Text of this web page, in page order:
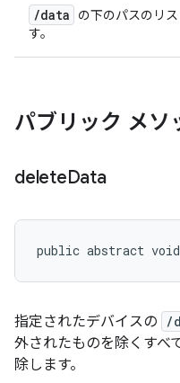
/data
の下のパスのリ
す。
パブリック メソ
deleteData
public abstract
指定されたデバイスの /
外されたものを除くすべ
除します。